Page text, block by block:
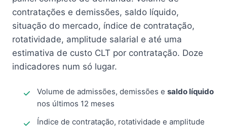
contratações e demissões, saldo líquido,
situação do mercado, índice de contratação,
rotatividade, amplitude salarial e até uma
estimativa de custo CLT por contratação. Doze
indicadores num só lugar.
Volume de admissões, demissões e saldo líquido
nos últimos 12 meses
Índice de contratação, rotatividade e amplitude